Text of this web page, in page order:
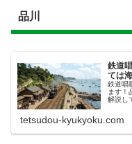
品川
鉄道
ては
鉄道唱
ます！
解説し
tetsudou-kyukyoku.com